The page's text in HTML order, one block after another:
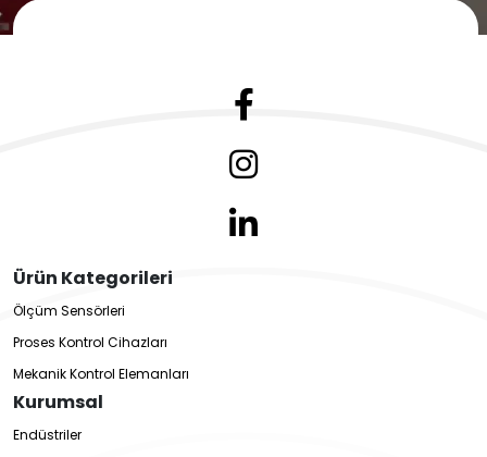
Ürün Kategorileri
Ölçüm Sensörleri
Proses Kontrol Cihazları
Mekanik Kontrol Elemanları
Kurumsal
Endüstriler